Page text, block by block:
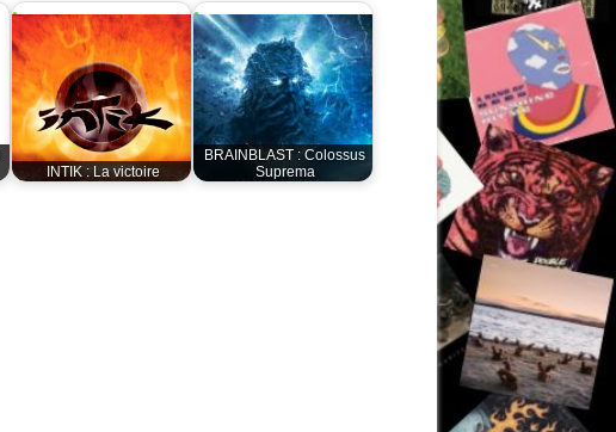
INTIK : La victoire
BRAINBLAST : Colossus
Suprema